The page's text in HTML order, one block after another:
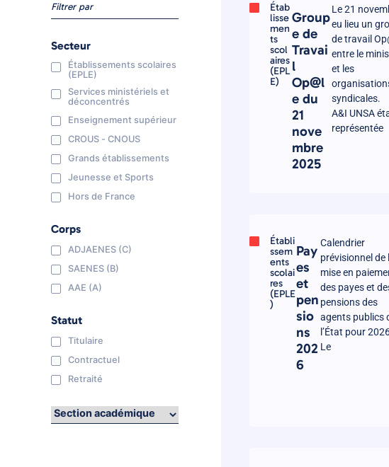
Filtrer par
Secteur
Établissements scolaires
(EPLE)
Services ministériels et
déconcentrés
Enseignement supérieur
CROUS - CNOUS
Grands établissements
Jeunesse et Sports
Hors de France
Corps
ADJAENES (C)
SAENES (B)
AAE (A)
Statut
Titulaire
Contractuel
Retraité
Étab
lisse
men
ts
scol
aires
(EPL
E)
Group
e de
Travai
l
Op@l
e du
21
nove
mbre
2025
Le 21
eu lieu un
de travail
entre le
et les
syndicales.
A&I UNSA
représentée
Établi
ssem
ents
scolai
res
(EPLE
)
Pay
es
et
pen
sio
ns
202
6
Calendrier
prévisionnel de
mise en
des payes et
pensions des
agents publics
l’État pour
Le